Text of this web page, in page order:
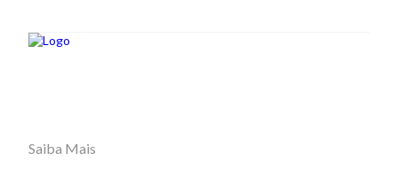
Saiba Mais